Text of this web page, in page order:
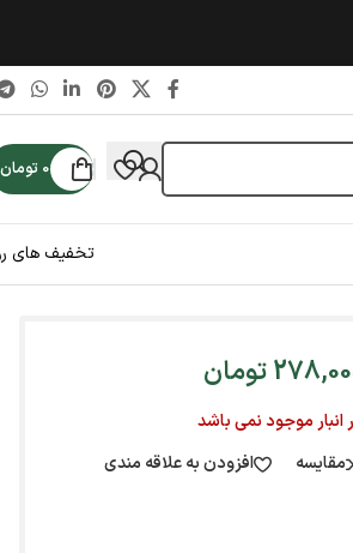
0 تومان
تخفیف های
تومان
انبار موجود نمی باشد
مقایسه
افزودن به علاقه مندی